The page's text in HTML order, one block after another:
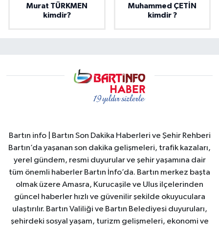
Murat TÜRKMEN
kimdir?
Muhammed ÇETİN
kimdir ?
Bartın info | Bartın Son Dakika Haberleri ve Şehir Rehberi
Bartın’da yaşanan son dakika gelişmeleri, trafik kazaları,
yerel gündem, resmi duyurular ve şehir yaşamına dair
tüm önemli haberler Bartın İnfo’da. Bartın merkez başta
olmak üzere Amasra, Kurucaşile ve Ulus ilçelerinden
güncel haberler hızlı ve güvenilir şekilde okuyuculara
ulaştırılır. Bartın Valiliği ve Bartın Belediyesi duyuruları,
şehirdeki sosyal yaşam, turizm gelişmeleri, ekonomi ve